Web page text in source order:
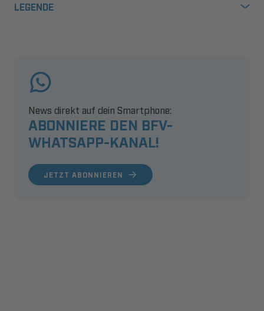
LEGENDE
ABONNIERE DEN BFV-
WHATSAPP-KANAL!
News direkt auf dein Smartphone:
JETZT ABONNIEREN